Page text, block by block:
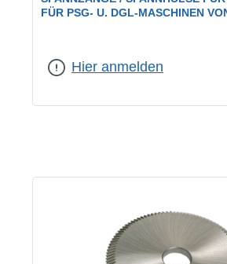
FÜR PSG- U. DGL-MASCHINEN
Hier anmelden